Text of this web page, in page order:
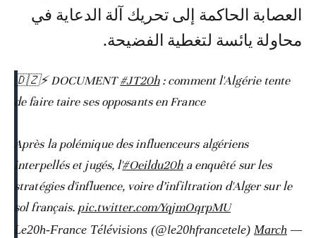
العصابة الحاكمة إلى تحريك آلة الدعاية في
محاولة يائسة لتغطية الفضيحة.
🇩🇿⚡️ DOCUMENT#JT20h: comment l'Algérie tente
de faire taire ses opposants en France
Après la polémique des influenceurs algériens
interpellés et jugés, l'#Oeildu20ha enquêté sur les
stratégies d'influence, voire d’infiltration d'Alger sur le
sol français. pic.twitter.com/YqjmOqrpMU
— Le20h-France Télévisions (@le20hfrancetele)
March